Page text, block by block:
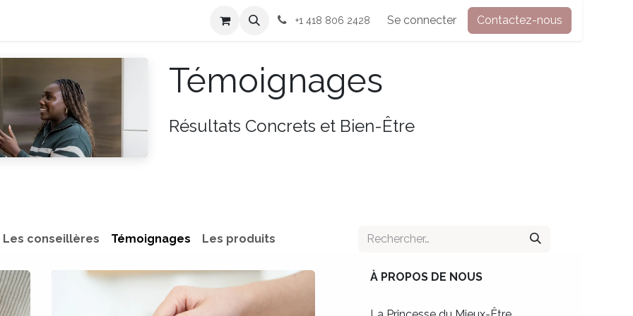
Événements Témoignages Contactez-nous Boutique Forum Cours
+1 418 806 2428 Se connecter Contactez-nous
Témoignages
Résultats Concrets et Bien-Être
Les conseillères Témoignages Les produits
À PROPOS DE NOUS